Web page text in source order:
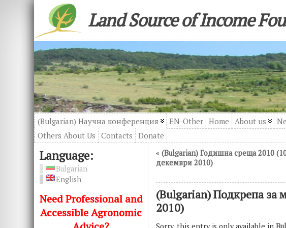
Land Source of Income
(Bulgarian) Научна конференция EN-Other Home About us
Others About Us
Contacts Donatе
Language:
Bulgarian
English
Need Professional and
Accessible Agronomic
«(Bulgarian) Годишна среща 2010
декември 2010)
(Bulgarian) Подкрепа за
2010)